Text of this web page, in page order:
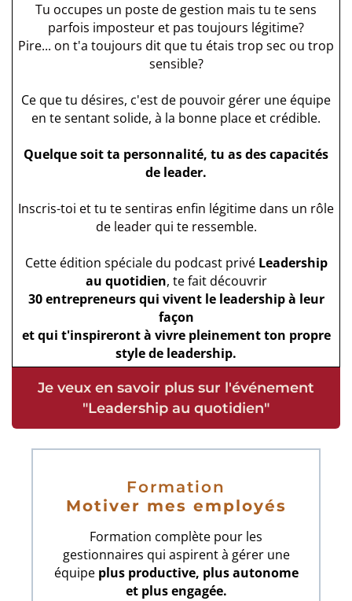
Tu occupes un poste de gestion mais tu te sens
parfois imposteur et pas toujours légitime?
Pire... on t'a toujours dit que tu étais trop sec ou trop
sensible?
Ce que tu désires, c'est de pouvoir gérer une équipe
en te sentant solide, à la bonne place et crédible.
Quelque soit ta personnalité, tu as des capacités
de leader.
Inscris-toi et tu te sentiras enfin légitime dans un rôle
de leader qui te ressemble.
Cette édition spéciale du podcast privé Leadership
au quotidien, te fait découvrir
30 entrepreneurs qui vivent le leadership à leur
façon
et qui t'inspireront à vivre pleinement ton propre
style de leadership.
Je veux en savoir plus sur l'événement
"Leadership au quotidien"
Formation
Motiver mes employés
Formation complète pour les
gestionnaires qui aspirent à gérer une
équipe plus productive, plus autonome
et plus engagée.